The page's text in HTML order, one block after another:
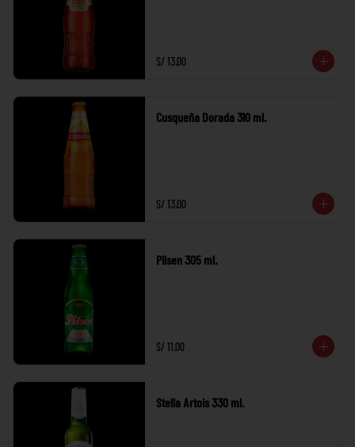
S/ 13.00
Cusqueña Dorada 310 ml.
S/ 13.00
Pilsen 305 ml.
S/ 11.00
Stella Artois 330 ml.